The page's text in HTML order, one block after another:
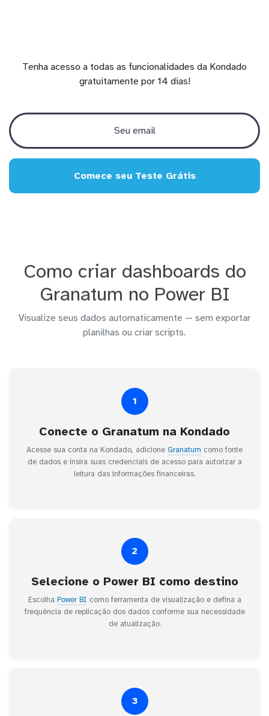
Tenha acesso a todas as funcionalidades da Kondado
gratuitamente por 14 dias!
Comece seu Teste Grátis
Como criar dashboards do
Granatum no Power BI
Visualize seus dados automaticamente — sem exportar
planilhas ou criar scripts.
1
Conecte o Granatum na Kondado
Acesse sua conta na Kondado, adicione Granatum como fonte
de dados e insira suas credenciais de acesso para autorizar a
leitura das informações financeiras.
2
Selecione o Power BI como destino
Escolha Power BI como ferramenta de visualização e defina a
frequência de replicação dos dados conforme sua necessidade
de atualização.
3